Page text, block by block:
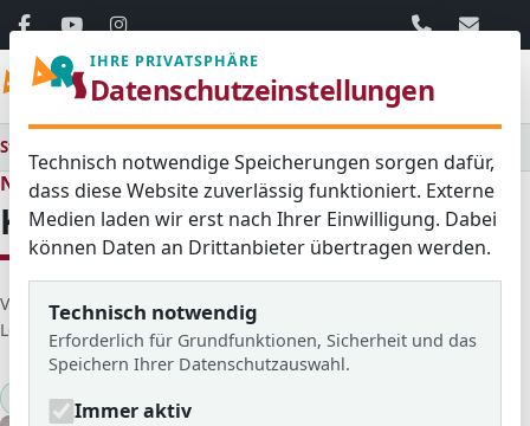
06103 / 30
Startseite
Neues aus dem Schulleben
Känguruwettbewerb
D
e
a
i
Veröffentlicht von: TaylorErstellt am: 27. Mai 2023
Letzte Aktualisierung: 24. März 2026
Zugriffe: 2560
2022/23
IHRE PRIVATSPHÄRE
Datenschutzeinstellungen
Technisch notwendige Speicherungen sorgen dafür,
dass diese Website zuverlässig funktioniert. Externe
Medien laden wir erst nach Ihrer Einwilligung. Dabei
können Daten an Drittanbieter übertragen werden.
Technisch notwendig
Erforderlich für Grundfunktionen, Sicherheit und das
Speichern Ihrer Datenschutzauswahl.
Immer aktiv